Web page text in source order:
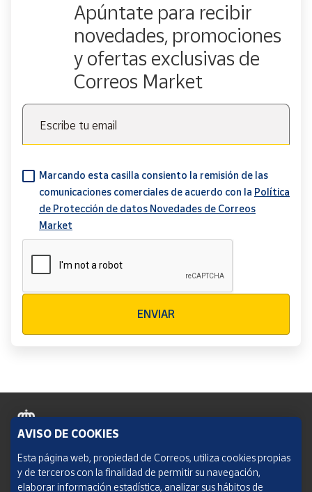
Apúntate para recibir
novedades, promociones
y ofertas exclusivas de
Correos Market
Escribe tu email
Marcando esta casilla consiento la remisión de las
comunicaciones comerciales de acuerdo con la Política
de Protección de datos Novedades de Correos
Market
ENVIAR
Política de cookies
Aviso legal
AVISO DE COOKIES
Esta página web, propiedad de Correos, utiliza cookies propias
y de terceros con la finalidad de permitir su navegación,
elaborar información estadística, analizar sus hábitos de